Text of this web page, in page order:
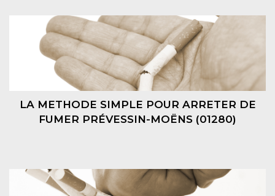
LA METHODE SIMPLE POUR ARRETER DE
FUMER PRÉVESSIN-MOËNS (01280)